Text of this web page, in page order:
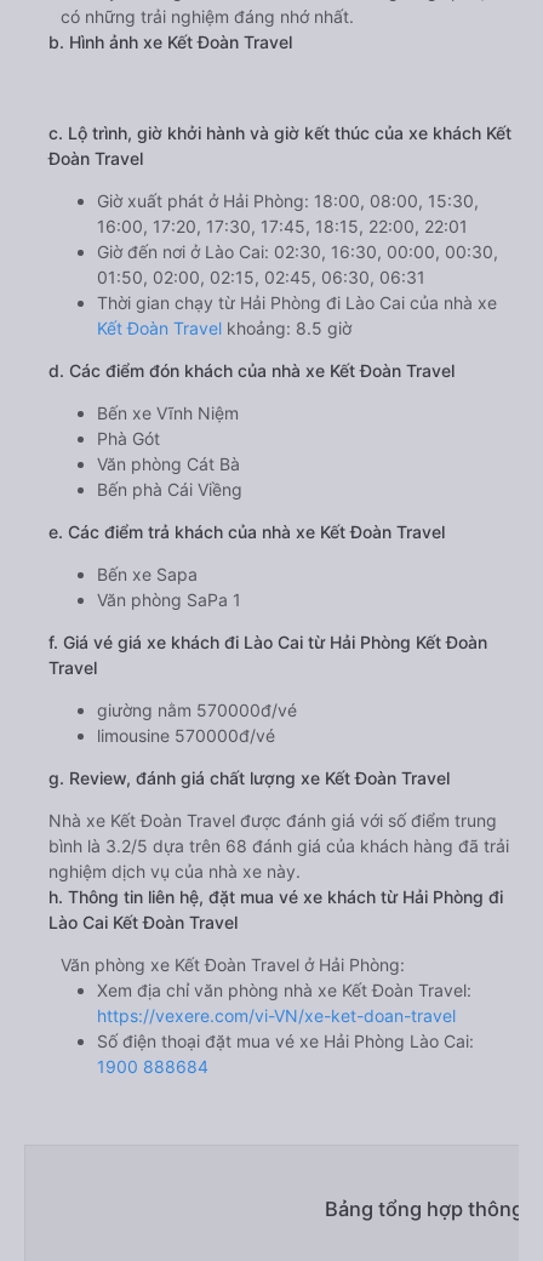
1900 888684
🚌 4. Xe Kết Đoàn Travel khởi hành tại Ô Số 14 Bến
a. Giới thiệu xe Kết Đoàn Travel
Kết Đoàn Travel có kinh nghiệm phục vụ hành khách trên
khá nhiều tuyến đường, nên bạn hoàn toàn có thể yên
tâm về độ uy tín của nhà xe này. Hãng xe sở hữu một hệ
thống đa dạng các dòng xe, được bố trí hoạt động với
nhiều khung giờ xuất bến trong ngày. Những chiếc xe
được sử dụng hầu hết đều là xe mới, nội thất hiện đại,
được trang bị đầy đủ các phương tiện giải trí. Lựa chọn
di chuyển cùng xe đi Lào Cai từ Hải Phòng sẽ giúp bạn
có những trải nghiệm đáng nhớ nhất.
c. Lộ trình, giờ khởi hành và giờ kết thúc của xe khách Kết
16:00, 17:20, 17:30, 17:45, 18:15, 22:00, 22:01
Giờ đến nơi ở Lào Cai: 02:30, 16:30, 00:00, 00:30,
01:50, 02:00, 02:15, 02:45, 06:30, 06:31
Thời gian chạy từ Hải Phòng đi Lào Cai của nhà xe
d. Các điểm đón khách của nhà xe Kết Đoàn Travel
Bến xe Vĩnh Niệm
Phà Gót
Văn phòng Cát Bà
Bến phà Cái Viềng
e. Các điểm trả khách của nhà xe Kết Đoàn Travel
Bến xe Sapa
Văn phòng SaPa 1
f. Giá vé giá xe khách đi Lào Cai từ Hải Phòng Kết Đoàn
giường nằm 570000đ/vé
bình là 3.2/5 dựa trên 68 đánh giá của khách hàng đã trải